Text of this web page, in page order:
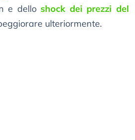
e dello shock dei prezzi del
ulteriormente.